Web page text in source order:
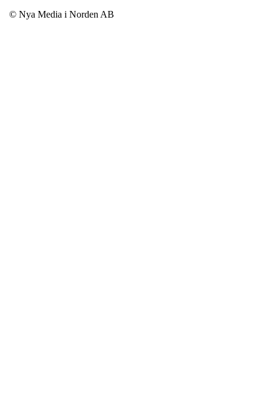
© Nya Media i Norden AB